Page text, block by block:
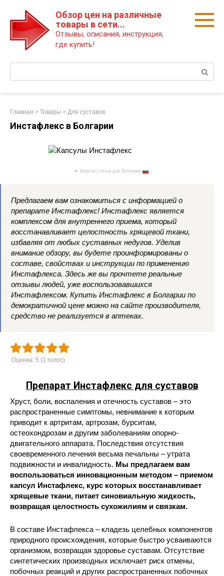
Обзор цен на различные
товары в сети...
Отзывы, описания, инструкция,
где купить!
Главная > Товары > Для суставов
Инстафлекс в Болгарии
Версия статьи для Болгарии
Предлагаем вам ознакомиться с информацией о
препарате Инстафлекс! Инстафлекс является
комплексом для внутреннего приема, который
восстанавливает целостность хрящевой ткани,
избавляя от любых суставных недугов. Уделив
внимание обзору, вы будете проинформированы о
составе, свойствах и инструкции по применению
Инстафлекса. Здесь же вы прочтете реальные
отзывы людей, уже воспользовавшихся
Инстафлексом. Купить Инстафлекс в Болгарии по
демократичной цене можно на сайте производителя,
средство не реализуется в аптеках.
Оценка: 5 (1 голос)
Препарат Инстафлекс для суставов
Хруст, боли, воспаления и отечность суставов – это
распространенные симптомы, невнимание к которым
приводит к артритам, артрозам, бурситам,
остеохондрозам и другим заболеваниям опорно-
двигательного аппарата. Последствия отсутствия
своевременного лечения весьма печальны – утрата
подвижности и инвалидность. Мы предлагаем вам
воспользоваться инновационным методом – приемом
капсул Инстафлекс, курс которых восстанавливает
хрящевые ткани, питает синовиальную жидкость,
возвращая целостность сухожилиям и связкам.
В составе Инстафлекса – кладезь целебных компонентов
природного происхождения, которые быстро усваиваются
организмом, возвращая здоровье суставам. Отсутствие
синтетических производных исключает риск отмены,
побочных реакций и других распространенных побочных